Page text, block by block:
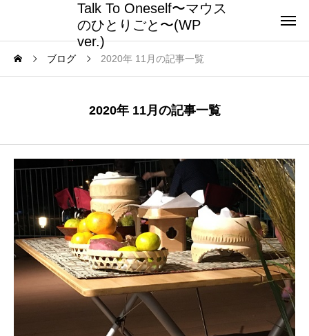
Talk To Oneself〜マウス
のひとりごと〜(WP
ver.)
ブログ 2020年 11月の記事一覧
2020年 11月の記事一覧